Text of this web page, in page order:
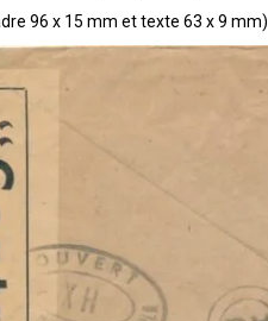
96 x 15 mm et texte 63 x 9 mm)